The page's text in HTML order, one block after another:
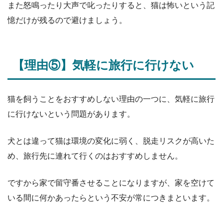
また怒鳴ったり大声で叱ったりすると、猫は怖いという記
憶だけが残るので避けましょう。
【理由⑤】気軽に旅行に行けない
猫を飼うことをおすすめしない理由の一つに、気軽に旅行
に行けないという問題があります。
犬とは違って猫は環境の変化に弱く、脱走リスクが高いた
め、旅行先に連れて行くのはおすすめしません。
ですから家で留守番させることになりますが、家を空けて
いる間に何かあったらという不安が常につきまといます。